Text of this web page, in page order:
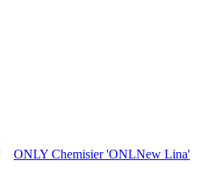
ONLY Chemisier 'ONLNew Lina'